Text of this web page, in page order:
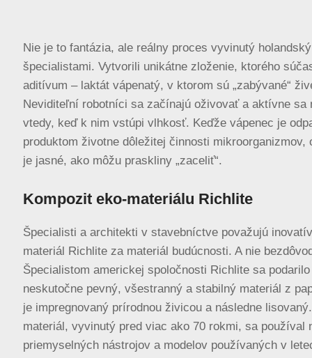
Nie je to fantázia, ale reálny proces vyvinutý
špecialistami. Vytvorili unikátne zloženie, ktorého
aditívum – laktát vápenatý, v ktorom sú „zabývané“
Neviditeľní robotníci sa začínajú oživovať a aktívne sa
vtedy, keď k nim vstúpi vlhkosť. Keďže vápenec je
produktom životne dôležitej činnosti mikroorganizmov,
je jasné, ako môžu praskliny „zaceliť“.
Kompozit eko-materiálu Richlite
Špecialisti a architekti v stavebníctve považujú
materiál Richlite za materiál budúcnosti. A nie
Špecialistom americkej spoločnosti Richlite sa
neskutočne pevný, všestranný a stabilný materiál z
je impregnovaný prírodnou živicou a následne
materiál, vyvinutý pred viac ako 70 rokmi, sa používal
priemyselných nástrojov a modelov používaných v